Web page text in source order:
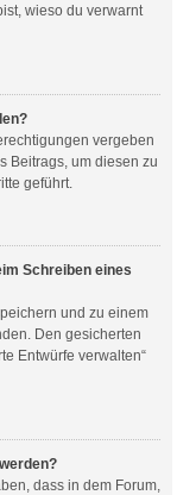
wieso du verwarnt
vergeben
Beitrags, um diesen zu
geführt.
Schreiben eines
und zu einem
Den gesicherten
Entwürfe verwalten“
dass in dem Forum,